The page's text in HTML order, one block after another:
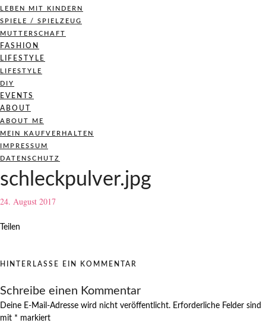
LEBEN MIT KINDERN
SPIELE / SPIELZEUG
MUTTERSCHAFT
FASHION
LIFESTYLE
LIFESTYLE
DIY
EVENTS
ABOUT
ABOUT ME
MEIN KAUFVERHALTEN
IMPRESSUM
DATENSCHUTZ
schleckpulver.jpg
24. August 2017
Teilen
HINTERLASSE EIN KOMMENTAR
Schreibe einen Kommentar
Deine E-Mail-Adresse wird nicht veröffentlicht. Erforderliche Felder sind
mit * markiert